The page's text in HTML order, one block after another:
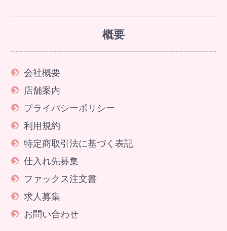
概要
会社概要
店舗案内
プライバシーポリシー
利用規約
特定商取引法に基づく表記
仕入れ先募集
ファックス注文書
求人募集
お問い合わせ